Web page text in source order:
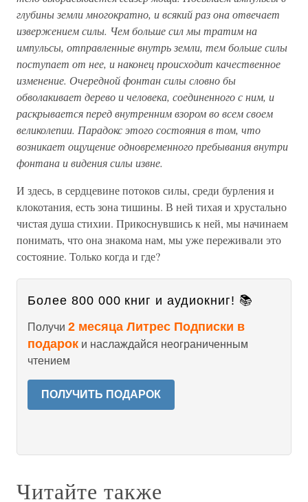
глубины земли многократно, и всякий раз она отвечает
извержением силы. Чем больше сил мы тратим на
импульсы, отправленные внутрь земли, тем больше силы
поступает от нее, и наконец происходит качественное
изменение. Очередной фонтан силы словно бы
обволакивает дерево и человека, соединенного с ним, и
раскрывается перед внутренним взором во всем своем
великолепии. Парадокс этого состояния в том, что
возникает ощущение одновременного пребывания внутри
фонтана и видения силы извне.
И здесь, в сердцевине потоков силы, среди бурления и
клокотания, есть зона тишины. В ней тихая и хрустально
чистая душа стихии. Прикоснувшись к ней, мы начинаем
понимать, что она знакома нам, мы уже переживали это
состояние. Только когда и где?
Более 800 000 книг и аудиокниг! 📚
Получи 2 месяца Литрес Подписки в
подарок и наслаждайся неограниченным
чтением
ПОЛУЧИТЬ ПОДАРОК
Читайте также